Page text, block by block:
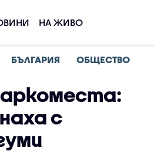
НА ЖИВО
БЪЛГАРИЯ ОБЩЕСТВО
с